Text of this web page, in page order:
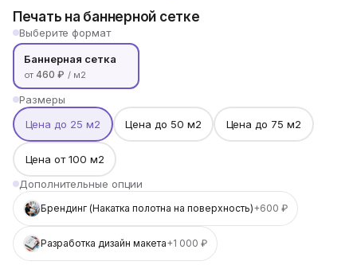
Печать на баннерной сетке
Выберите формат
Баннерная сетка
от460 ₽ / м2
Размеры
Цена до 25 м2
Цена до 50 м2 Цена до 75 м2
Цена от 100 м2
Дополнительные опции
Брендинг (Накатка полотна на поверхность)+600 ₽
Разработка дизайн макета+1 000 ₽